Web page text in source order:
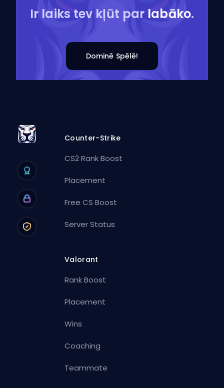
Ir laiks tev kļūt par labāko.
Dominē Spēlē!
Counter-Strike
CS2 Rank Boost
Placement
Free CS Boost
Server Status
Valorant
Rank Boost
Placement
Wins
Coaching
Teammate